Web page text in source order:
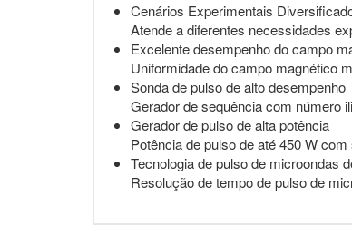
Cenários Experimentais
Atende a diferentes necessidades
Excelente desempenho do campo
Uniformidade do campo magnético
Sonda de pulso de alto desempenho
Gerador de sequência com número
Gerador de pulso de alta potência
Potência de pulso de até 450 W
Tecnologia de pulso de microondas
Resolução de tempo de pulso de